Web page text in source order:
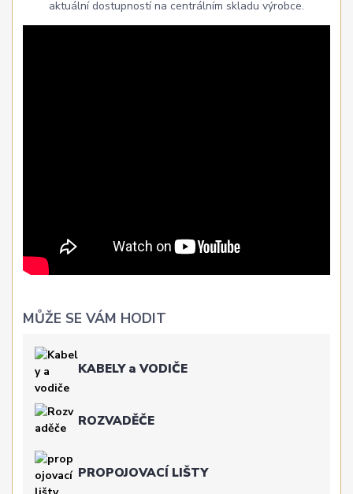
aktuální dostupností na centrálním skladu výrobce.
MŮŽE SE VÁM HODIT
KABELY a VODIČE
ROZVADĚČE
PROPOJOVACÍ LIŠTY